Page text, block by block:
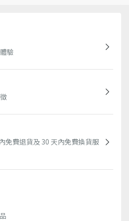
驗
免費退貨及 30 天內免費換貨服